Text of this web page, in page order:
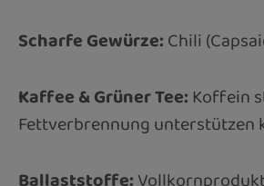
Scharfe Gewürze:Chili
Kaffee & Grüner Tee:Koffein
Fettverbrennung unterstützen